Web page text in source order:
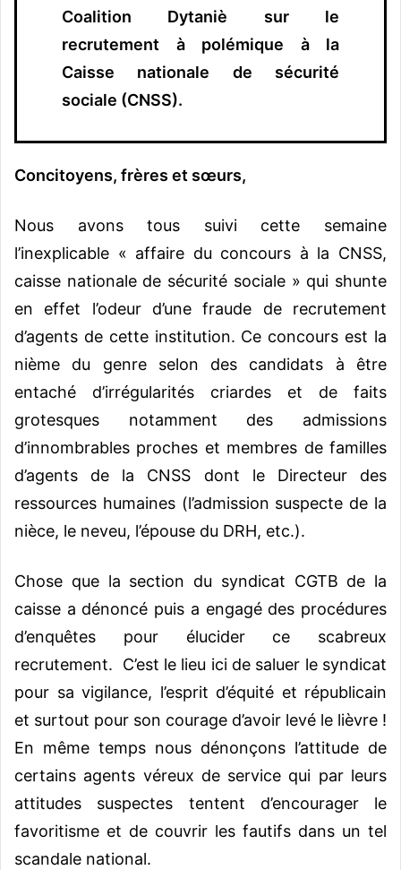
Coalition Dytaniè sur le
recrutement à polémique à la
Caisse nationale de sécurité
sociale (CNSS).
Concitoyens, frères et sœurs,
Nous avons tous suivi cette semaine
l’inexplicable « affaire du concours à la CNSS,
caisse nationale de sécurité sociale » qui shunte
en effet l’odeur d’une fraude de recrutement
d’agents de cette institution. Ce concours est la
nième du genre selon des candidats à être
entaché d’irrégularités criardes et de faits
grotesques notamment des admissions
d’innombrables proches et membres de familles
d’agents de la CNSS dont le Directeur des
ressources humaines (l’admission suspecte de la
nièce, le neveu, l’épouse du DRH, etc.).
Chose que la section du syndicat CGTB de la
caisse a dénoncé puis a engagé des procédures
d’enquêtes pour élucider ce scabreux
recrutement. C’est le lieu ici de saluer le syndicat
pour sa vigilance, l’esprit d’équité et républicain
et surtout pour son courage d’avoir levé le lièvre !
En même temps nous dénonçons l’attitude de
certains agents véreux de service qui par leurs
attitudes suspectes tentent d’encourager le
favoritisme et de couvrir les fautifs dans un tel
scandale national.